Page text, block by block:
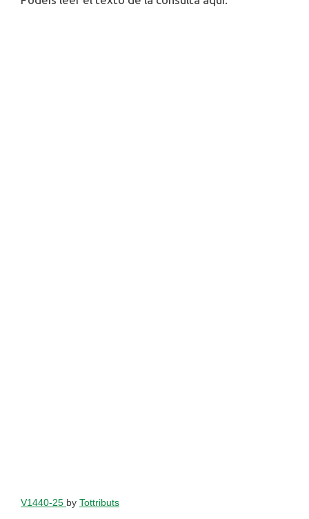
V1440-25 by Tottributs